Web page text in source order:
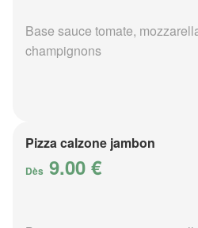
Base sauce tomate,
champignons
Pizza calzone jambon
Dès 9.00 €